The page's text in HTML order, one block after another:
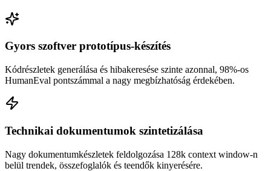
Gyors szoftver prototípus-készítés
Kódrészletek generálása és hibakeresése szinte azonnal, 98%-os
HumanEval pontszámmal a nagy megbízhatóság érdekében.
Technikai dokumentumok szintetizálása
Nagy dokumentumkészletek feldolgozása 128k context window-n
belül trendek, összefoglalók és teendők kinyerésére.